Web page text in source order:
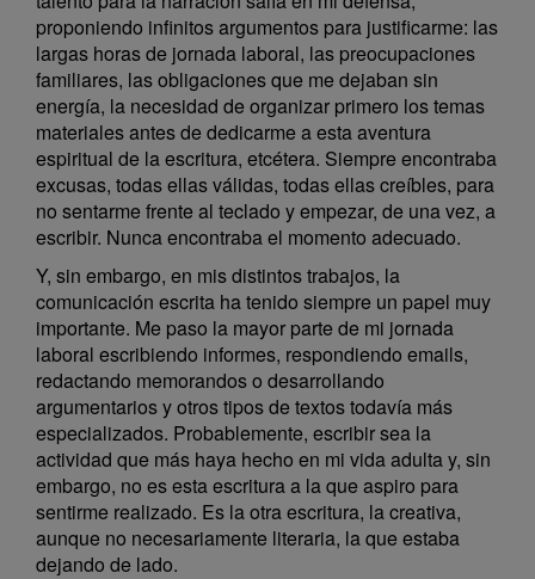
proponiendo infinitos argumentos para justificarme: las
largas horas de jornada laboral, las preocupaciones
familiares, las obligaciones que me dejaban sin
energía, la necesidad de organizar primero los temas
materiales antes de dedicarme a esta aventura
espiritual de la escritura, etcétera. Siempre encontraba
excusas, todas ellas válidas, todas ellas creíbles, para
no sentarme frente al teclado y empezar, de una vez, a
escribir. Nunca encontraba el momento adecuado.
Y, sin embargo, en mis distintos trabajos, la
comunicación escrita ha tenido siempre un papel muy
importante. Me paso la mayor parte de mi jornada
laboral escribiendo informes, respondiendo emails,
redactando memorandos o desarrollando
argumentarios y otros tipos de textos todavía más
especializados. Probablemente, escribir sea la
actividad que más haya hecho en mi vida adulta y, sin
embargo, no es esta escritura a la que aspiro para
sentirme realizado. Es la otra escritura, la creativa,
aunque no necesariamente literaria, la que estaba
dejando de lado.